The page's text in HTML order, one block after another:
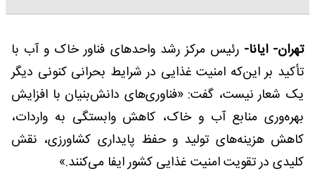
تهران- ایانا- رئیس مرکز رشد واحد‌های فناور خاک و آب با
تأکید بر این‌که امنیت غذایی در شرایط بحرانی کنونی دیگر
یک شعار نیست، گفت: «فناوری‌های دانش‌بنیان با افزایش
بهره‌وری منابع آب و خاک، کاهش وابستگی به واردات،
کاهش هزینه‌های تولید و حفظ پایداری کشاورزی، نقش
کلیدی در تقویت امنیت غذایی کشور ایفا می‌کنند.»